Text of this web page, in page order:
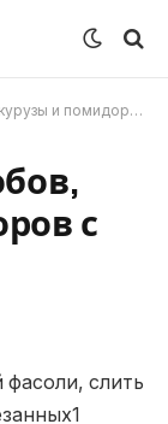
с сыром фета
с
фасоли, слить